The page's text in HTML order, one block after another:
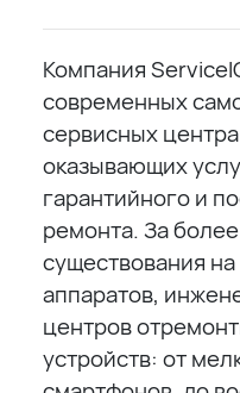
Компания
современных
сервисных
оказывающих
гарантийного и
ремонта. За
существования
аппаратов,
центров
устройств: от